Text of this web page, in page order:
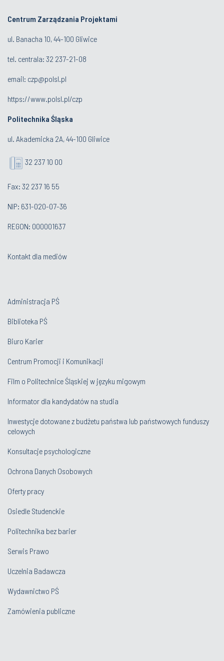
Centrum Zarządzania Projektami
ul. Banacha 10, 44-100 Gliwice
tel. centrala: 32 237-21-08
email: czp@polsl.pl
https://www.polsl.pl/czp
Politechnika Śląska
ul. Akademicka 2A, 44-100 Gliwice
32 237 10 00
Fax: 32 237 16 55
NIP: 631-020-07-36
REGON: 000001637
Kontakt dla mediów
Administracja PŚ
Biblioteka PŚ
Biuro Karier
Centrum Promocji i Komunikacji
Film o Politechnice Śląskiej w języku migowym
Informator dla kandydatów na studia
Inwestycje dotowane z budżetu państwa lub państwowych funduszy
celowych
Konsultacje psychologiczne
Ochrona Danych Osobowych
Oferty pracy
Osiedle Studenckie
Politechnika bez barier
Serwis Prawo
Uczelnia Badawcza
Wydawnictwo PŚ
Zamówienia publiczne